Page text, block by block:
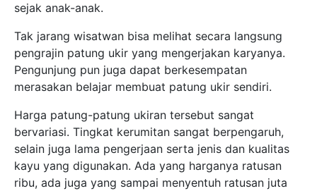
sejak anak-anak.
Tak jarang wisatwan bisa melihat secara langsung
pengrajin patung ukir yang mengerjakan karyanya.
Pengunjung pun juga dapat berkesempatan
merasakan belajar membuat patung ukir sendiri.
Harga patung-patung ukiran tersebut sangat
bervariasi. Tingkat kerumitan sangat berpengaruh,
selain juga lama pengerjaan serta jenis dan kualitas
kayu yang digunakan. Ada yang harganya ratusan
ribu, ada juga yang sampai menyentuh ratusan juta